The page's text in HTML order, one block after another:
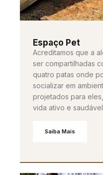
Espaço Pet
Acreditamos que a
ser compartilhadas
quatro patas onde
socializar em
projetados para
vida ativo e
Saiba Mais